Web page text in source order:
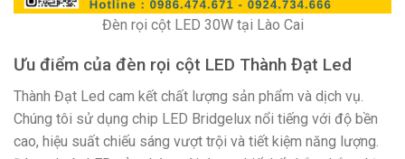
Đèn rọi cột LED 30W tại Lào Cai
Ưu điểm của đèn rọi cột LED Thành Đạt Led
Thành Đạt Led cam kết chất lượng sản phẩm và dịch vụ.
Chúng tôi sử dụng chip LED Bridgelux nổi tiếng với độ bền
cao, hiệu suất chiếu sáng vượt trội và tiết kiệm năng lượng.